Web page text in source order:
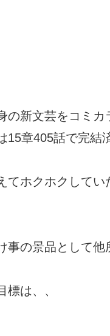
の新文芸をコミカ
15章405話で完結
てホクホクして
事の景品として他
標は、、